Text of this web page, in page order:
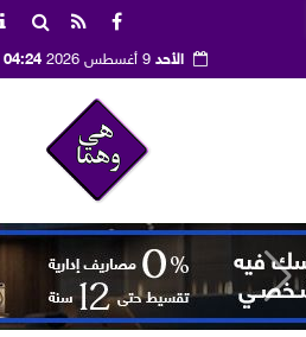
الأحد9 أغسطس 2026 04:24 صـ